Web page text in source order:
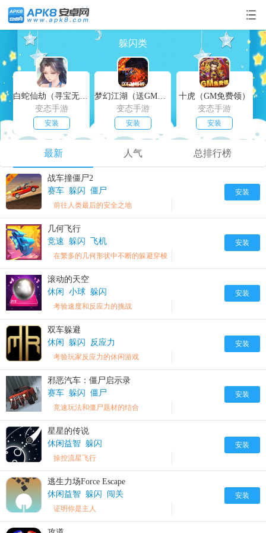
躲闪类
白蛇仙劫（寻宝无限真充）
变态手游
安装
梦幻江湖（送GM特权）
变态手游
安装
十虎（GM免费领）
变态手游
安装
最新 人气 总排行榜
安装
战车撞僵尸2
赛车 躲闪 僵尸
前往人类最后的安全之地
安装
几何飞行
竞速 躲闪 飞机
在繁多的几何形状中不断的躲避穿梭
安装
滚动的天空
休闲
小球 躲闪
考验速度和反应力的挑战
安装
双车躲避
休闲
躲闪 反应力
考验玩家反应力的休闲游戏
安装
邪恶汽车：僵尸启示录
赛车 躲闪 僵尸
竞速玩法和僵尸题材的结合
安装
星星的传说
休闲益智 躲闪
操控流星飞行
安装
逃生力场Force Escape
休闲益智 躲闪 闯关
证明你是主人